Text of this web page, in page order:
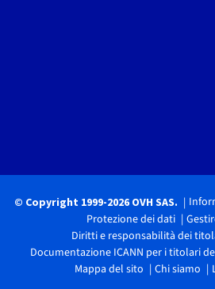
© Copyright 1999-2026 OVH SAS.
Protezione dei dati
Diritti e responsabilità dei
Documentazione ICANN per i titolari
Mappa del sito
Chi siamo